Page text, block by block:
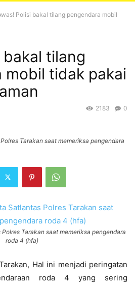
Polisi bakal tilang pengendara mobil
bakal tilang
mobil tidak pakai
0
2183
Tarakan saat memeriksa pengendara
Tarakan saat memeriksa pengendara
roda 4 (hfa)
Hal ini menjadi peringatan
roda 4 yang sering